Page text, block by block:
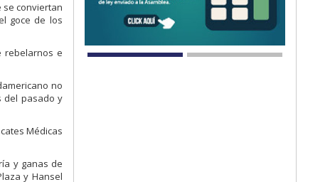
se conviertan
goce de los
rebelarnos e
no
del pasado y
Médicas
y ganas de
y Hansel